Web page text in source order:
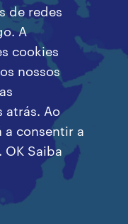
de redes
A
cookies
nossos
atrás. Ao
a consentir a
Saiba